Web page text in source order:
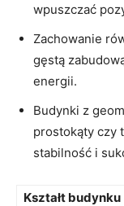
wpuszczać​
Zachowanie
gęstą
energii.
Budynki‌ z
prostokąty czy
⁤stabilność‍ i⁢
Kształt budynku